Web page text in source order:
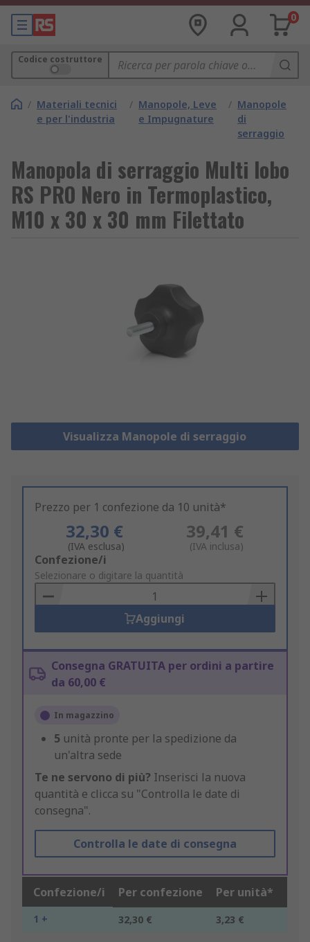
0
Codice costruttore
/ Materiali tecnici
e per l'industria
/ Manopole, Leve
e Impugnature
/ Manopole
di
serraggio
Manopola di serraggio Multi lobo
RS PRO Nero in Termoplastico,
M10 x 30 x 30 mm Filettato
Visualizza Manopole di serraggio
Prezzo per 1 confezione da 10 unità*
32,30 €
(IVA esclusa)
39,41 €
(IVA inclusa)
Add
to
Basket
Confezione/i
Selezionare o digitare la quantità
Aggiungi
Consegna GRATUITA per ordini a partire
da 60,00 €
In magazzino
5 unità pronte per la spedizione da
un'altra sede
Te ne servono di più? Inserisci la nuova
quantità e clicca su "Controlla le date di
consegna".
Controlla le date di consegna
Confezione/i Per confezione Per unità*
1 + 32,30 € 3,23 €